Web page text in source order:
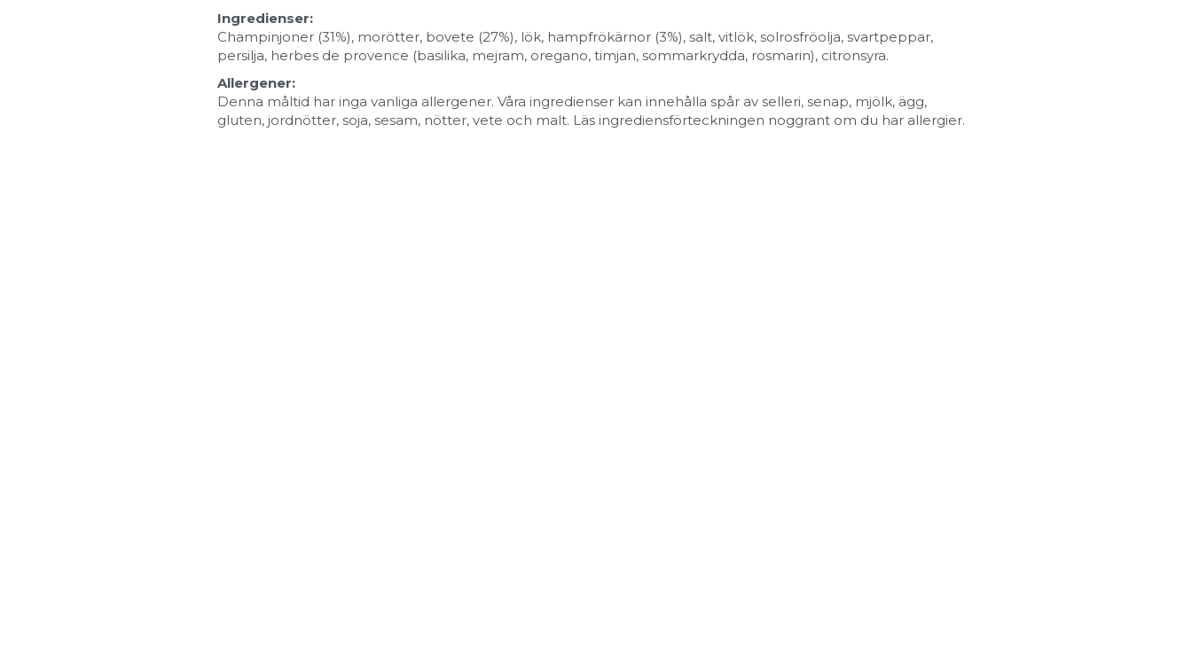
Ingredienser:
Champinjoner (31%), morötter, bovete (27%), lök, hampfrökärnor (3%), salt, vitlök, solrosfröolja, svartpeppar,
persilja, herbes de provence (basilika, mejram, oregano, timjan, sommarkrydda, rosmarin), citronsyra.
Allergener:
Denna måltid har inga vanliga allergener. Våra ingredienser kan innehålla spår av selleri, senap, mjölk, ägg,
gluten, jordnötter, soja, sesam, nötter, vete och malt. Läs ingrediensförteckningen noggrant om du har allergier.